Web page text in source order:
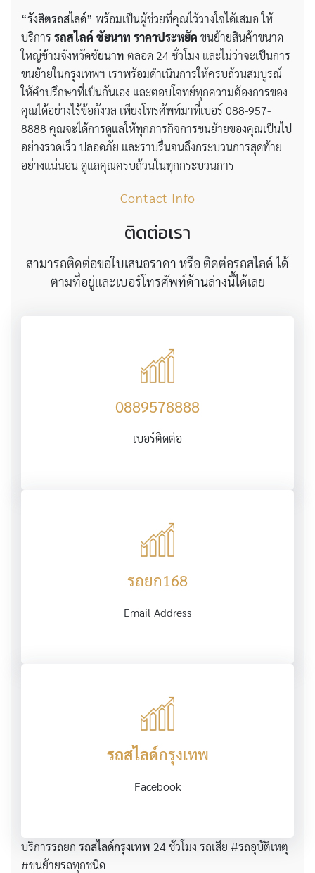
“รังสิตรถสไลด์” พร้อมเป็นผู้ช่วยที่คุณไว้วางใจได้เสมอ ให้
บริการ รถสไลด์ ชัยนาท ราคาประหยัด ขนย้ายสินค้าขนาด
ใหญ่ข้ามจังหวัดชัยนาท ตลอด 24 ชั่วโมง และไม่ว่าจะเป็นการ
ขนย้ายในกรุงเทพฯ เราพร้อมดำเนินการให้ครบถ้วนสมบูรณ์
ให้คำปรึกษาที่เป็นกันเอง และตอบโจทย์ทุกความต้องการของ
คุณได้อย่างไร้ข้อกังวล เพียงโทรศัพท์มาที่เบอร์ 088-957-
8888 คุณจะได้การดูแลให้ทุกภารกิจการขนย้ายของคุณเป็นไป
อย่างรวดเร็ว ปลอดภัย และราบรื่นจนถึงกระบวนการสุดท้าย
อย่างแน่นอน ดูแลคุณครบถ้วนในทุกกระบวนการ
Contact Info
ติดต่อเรา
สามารถติดต่อขอใบเสนอราคา หรือ ติดต่อรถสไลด์ ได้
ตามที่อยู่และเบอร์โทรศัพท์ด้านล่างนี้ได้เลย
0889578888
เบอร์ติดต่อ
รถยก168
Email Address
รถสไลด์กรุงเทพ
Facebook
บริการรถยก รถสไลด์กรุงเทพ 24 ชั่วโมง รถเสีย #รถอุบัติเหตุ
#ขนย้ายรถทุกชนิด